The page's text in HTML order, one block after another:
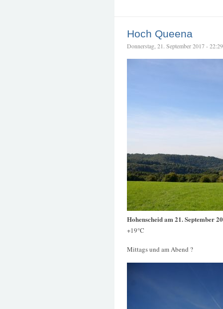
Hoch Queena
Donnerstag, 21. September 2017 -
Hohenscheid am 21. September
+19°C
Mittags und am Abend ?